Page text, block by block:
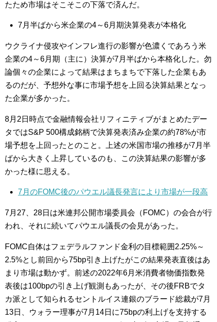
たため市場はそこそこの下落で済んだ。
7月半ばから米企業の4～6月期決算発表が本格化
ウクライナ侵攻やインフレ進行の影響が色濃くであろう米
企業の4～6月期（主に）決算が7月半ばから本格化した。勿
論個々の企業によって結果はまちまちで下落した企業もあ
るのだが、予想外な事に市場予想を上回る決算結果となっ
た企業が多かった。
8月2日時点で金融情報会社リフィニティブがまとめたデー
タではS&P 500構成銘柄で決算発表済み企業の約78%が市
場予想を上回ったとのこと。上述の米国市場の推移が7月半
ばから大きく上昇しているのも、この決算結果の影響が多
かった様に思える。
7月のFOMC後のパウエル議長発言により市場が一段高
7月27、28日は米連邦公開市場委員会（FOMC）の会合が行
われ、それに続いてパウエル議長の会見があった。
FOMC自体はフェデラルファンド金利の目標範囲2.25%～
2.5%とし前回から75bp引き上げたがこの結果発表直後はあ
まり市場は動かず。前述の2022年6月米消費者物価指数発
表後は100bpの引き上げ観測もあったが、その後FRBでタ
カ派として知られるセントルイス連銀のブラード総裁が7月
13日、ウォラー理事が7月14日に75bpの利上げを支持する